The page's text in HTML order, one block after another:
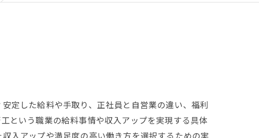
定した給料や手取り、正社員と自営業の違い、福利
という職業の給料事情や収入アップを実現する具体
入アップや満足度の高い働き方を選択するための実